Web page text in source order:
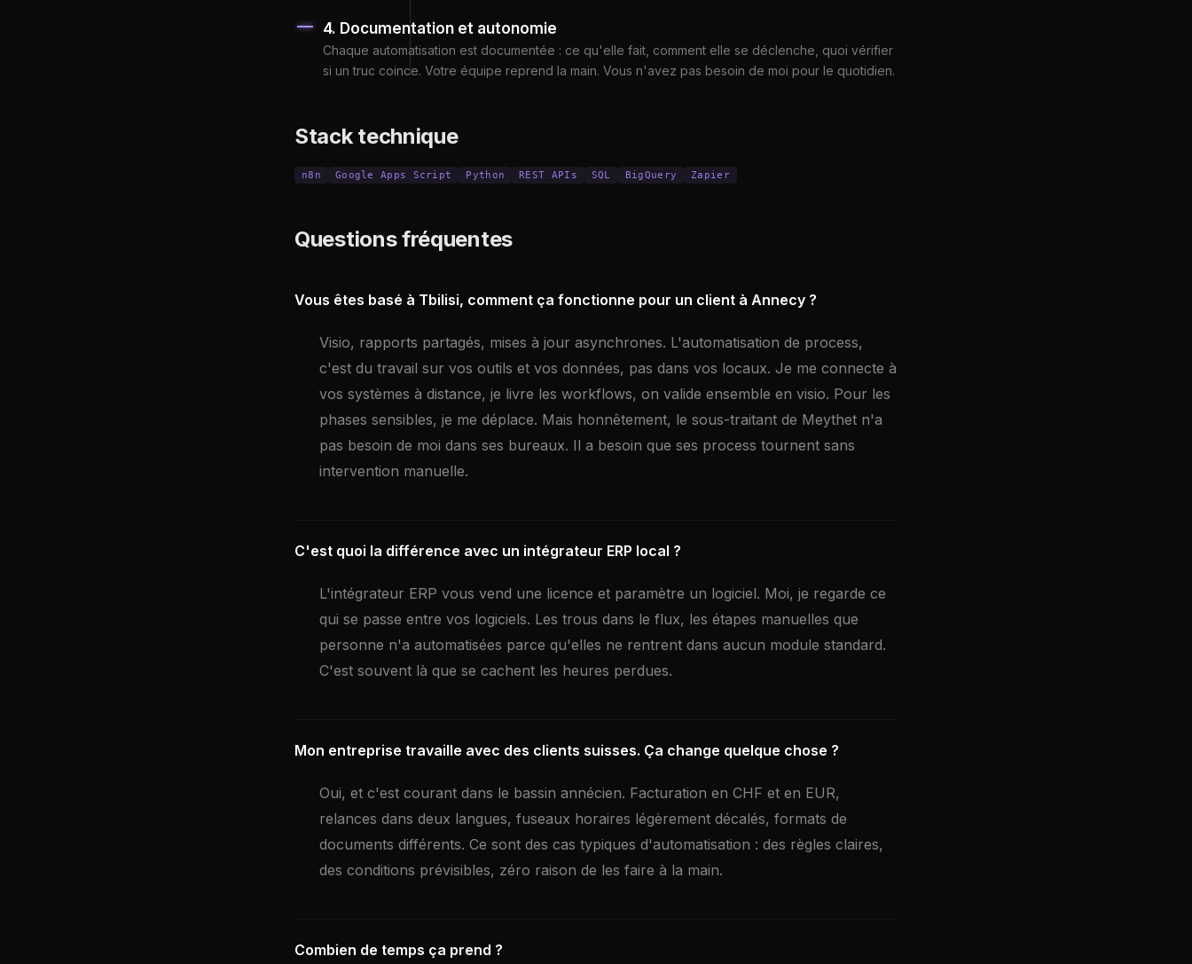
4. Documentation et autonomie
Chaque automatisation est documentée : ce qu'elle fait, comment elle se déclenche, quoi vérifier
si un truc coince. Votre équipe reprend la main. Vous n'avez pas besoin de moi pour le quotidien.
Stack technique
n8n Google Apps Script Python REST APIs SQL BigQuery Zapier
Questions fréquentes
Vous êtes basé à Tbilisi, comment ça fonctionne pour un client à Annecy ?
Visio, rapports partagés, mises à jour asynchrones. L'automatisation de process,
c'est du travail sur vos outils et vos données, pas dans vos locaux. Je me connecte à
vos systèmes à distance, je livre les workflows, on valide ensemble en visio. Pour les
phases sensibles, je me déplace. Mais honnêtement, le sous-traitant de Meythet n'a
pas besoin de moi dans ses bureaux. Il a besoin que ses process tournent sans
intervention manuelle.
C'est quoi la différence avec un intégrateur ERP local ?
L'intégrateur ERP vous vend une licence et paramètre un logiciel. Moi, je regarde ce
qui se passe entre vos logiciels. Les trous dans le flux, les étapes manuelles que
personne n'a automatisées parce qu'elles ne rentrent dans aucun module standard.
C'est souvent là que se cachent les heures perdues.
Mon entreprise travaille avec des clients suisses. Ça change quelque chose ?
Oui, et c'est courant dans le bassin annécien. Facturation en CHF et en EUR,
relances dans deux langues, fuseaux horaires légèrement décalés, formats de
documents différents. Ce sont des cas typiques d'automatisation : des règles claires,
des conditions prévisibles, zéro raison de les faire à la main.
Combien de temps ça prend ?